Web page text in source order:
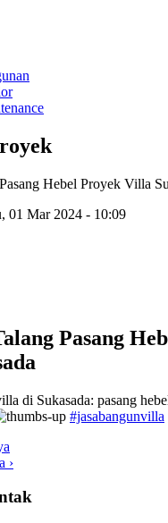
Hebel Proyek Villa
01 Mar 2024 - 10:09
Pasang
di Sukasada: pasang
#jasabangunvilla
›